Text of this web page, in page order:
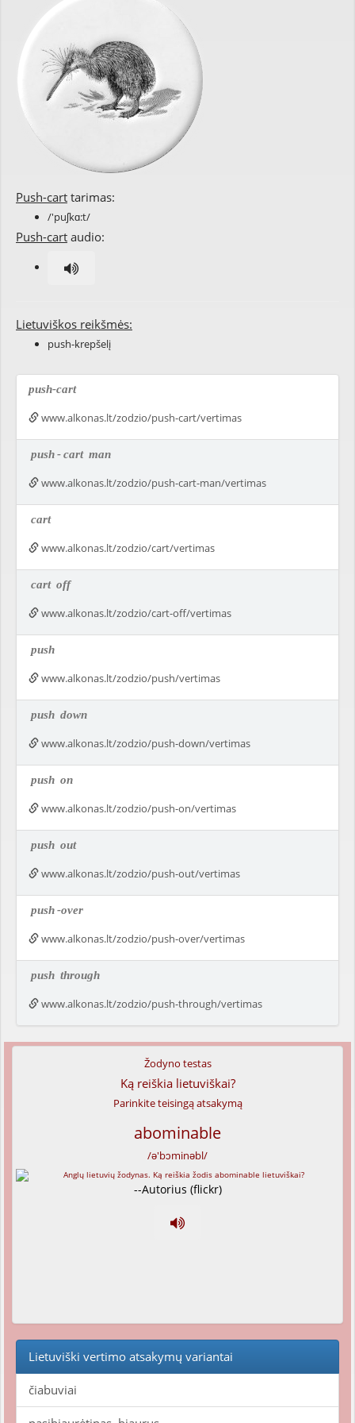
Push-cart tarimas:
/'puʃkɑ:t/
Push-cart audio:
Lietuviškos reikšmės:
push-krepšelį
push-cart
www.alkonas.lt/zodzio/push-cart/vertimas
push-cart man
www.alkonas.lt/zodzio/push-cart-man/vertimas
cart
www.alkonas.lt/zodzio/cart/vertimas
cart off
www.alkonas.lt/zodzio/cart-off/vertimas
push
www.alkonas.lt/zodzio/push/vertimas
push down
www.alkonas.lt/zodzio/push-down/vertimas
push on
www.alkonas.lt/zodzio/push-on/vertimas
push out
www.alkonas.lt/zodzio/push-out/vertimas
push-over
www.alkonas.lt/zodzio/push-over/vertimas
push through
www.alkonas.lt/zodzio/push-through/vertimas
Žodyno testas
Ką reiškia lietuviškai?
Parinkite teisingą atsakymą
abominable
/ə'bɔminəbl/
--Autorius (flickr)
Lietuviški vertimo atsakymų variantai
čiabuviai